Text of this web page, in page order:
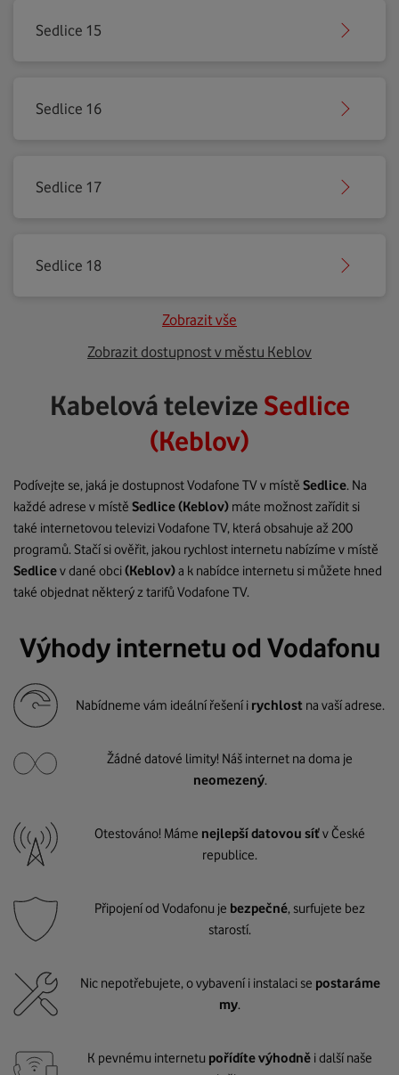
Sedlice 15
Sedlice 16
Sedlice 17
Sedlice 18
Zobrazit vše
Zobrazit dostupnost v městu Keblov
Kabelová televize Sedlice
(Keblov)
Podívejte se, jaká je dostupnost Vodafone TV v místě Sedlice. Na
každé adrese v místě Sedlice(Keblov) máte možnost zařídit si
také internetovou televizi Vodafone TV, která obsahuje až 200
programů. Stačí si ověřit, jakou rychlost internetu nabízíme v místě
Sedlicev dané obci(Keblov)a k nabídce internetu si můžete hned
také objednat některý z tarifů Vodafone TV.
Výhody internetu od Vodafonu
Nabídneme vám ideální řešení i rychlost na vaší adrese.
Žádné datové limity! Náš internet na doma je
neomezený.
Otestováno! Máme nejlepší datovou síťv České
republice.
Připojení od Vodafonu je bezpečné, surfujete bez
starostí.
Nic nepotřebujete, o vybavení i instalaci se postaráme
my.
K pevnému internetu pořídíte výhodně i další naše